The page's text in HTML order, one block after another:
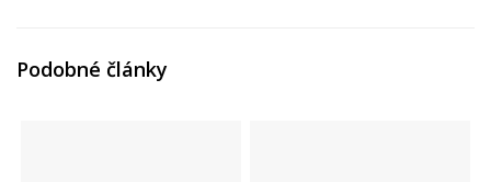
Podobné články